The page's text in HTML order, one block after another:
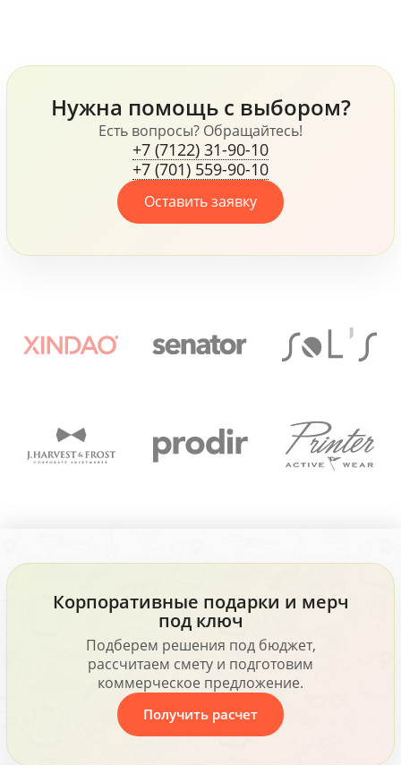
Harvest, ручки Senator и
все это говорит о том,
что компания, не
жалеет средств для
своих сотрудников.
Нужна помощь с выбором?
Есть вопросы? Обращайтесь!
+7 (7122) 31-90-10
+7 (701) 559-90-10
Оставить заявку
Корпоративные подарки и мерч
под ключ
Подберем решения под бюджет,
рассчитаем смету и подготовим
коммерческое предложение.
Получить расчет